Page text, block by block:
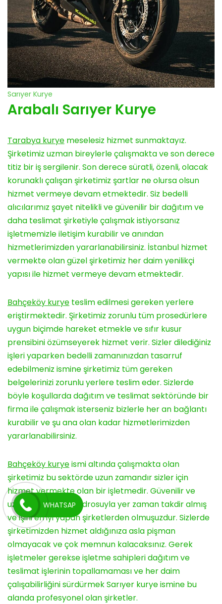
Sarıyer Kurye
Arabalı Sarıyer Kurye
Tarabya kurye meselesiz hizmet sunmaktayız.
Şirketimiz uzman bireylerle çalışmakta ve son derece
titiz bir iş sergilenir. Son derece süratli, özenli, olacak
korunaklı çalışan şirketimiz şartlar ne olursa olsun
hizmet vermeye devam etmektedir. Siz bedelli
alıcılarımız şayet nitelikli ve güvenilir bir dağıtım ve
daha teslimat şirketiyle çalışmak istiyorsanız
işletmemizle iletişim kurabilir ve anından
hizmetlerimizden yararlanabilirsiniz. İstanbul hizmet
vermekte olan güzel şirketimiz her daim yenilikçi
yapısı ile hizmet vermeye devam etmektedir.
Bahçeköy kurye teslim edilmesi gereken yerlere
eriştirmektedir. Şirketimiz zorunlu tüm prosedürlere
uygun biçimde hareket etmekle ve sıfır kusur
prensibini özümseyerek hizmet verir. Sizler dilediğiniz
işleri yaparken bedelli zamanınızdan tasarruf
edebilmeniz ismine şirketimiz tüm gereken
belgelerinizi zorunlu yerlere teslim eder. Sizlerde
böyle koşullarda dağıtım ve teslimat sektöründe bir
firma ile çalışmak isterseniz bizlerle her an bağlantı
kurabilir ve şu ana olan kadar hizmetlerimizden
yararlanabilirsiniz.
Bahçeköy kuryeismi altında çalışmakta olan
şirketimiz bu sektörde uzun zamandır sizler için
hizmet vermekte olan bir işletmedir. Güvenilir ve
uzman olan tam kadrosuyla yer zaman takdir almış
ve işini en iyi yapan şirketlerden olmuşuzdur. Sizlerde
şirketimizden hizmet aldığınıza asla pişman
olmayacak ve çok memnun kalacaksınız. Gerek
işletmeler gerekse işletme sahipleri dağıtım ve
teslimat işlerinin topallamaması ve her daim
çalışabilirliğini sürdürmek Sarıyer kurye ismine bu
alanda profesyonel olan şirketler.
WHATSAP